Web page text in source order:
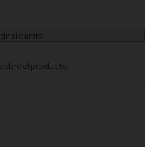
al carrito
el producto